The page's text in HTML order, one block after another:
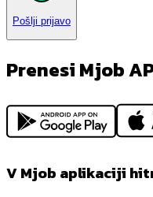
Pošlji prijavo
Prenesi Mjob
V Mjob aplikaciji